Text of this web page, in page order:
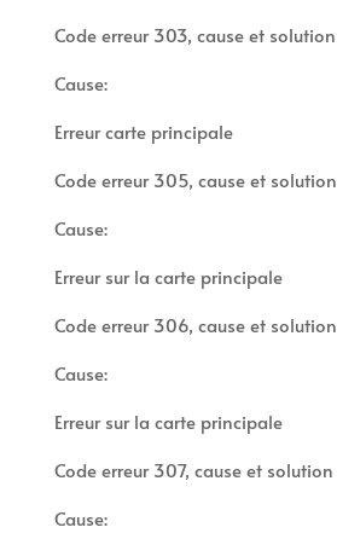
Code erreur 303, cause et solution
Cause:
Erreur carte principale
Code erreur 305, cause et solution
Cause:
Erreur sur la carte principale
Code erreur 306, cause et solution
Cause:
Erreur sur la carte principale
Code erreur 307, cause et solution
Cause: